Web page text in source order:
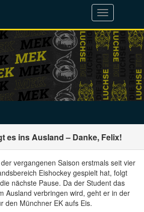
Toggle
navigation
es ins Ausland – Danke, Felix!
vergangenen Saison erstmals seit vier
Eishockey gespielt hat, folgt
nächste Pause. Da der Student das
Ausland verbringen wird, geht er in der
den Münchner EK aufs Eis.